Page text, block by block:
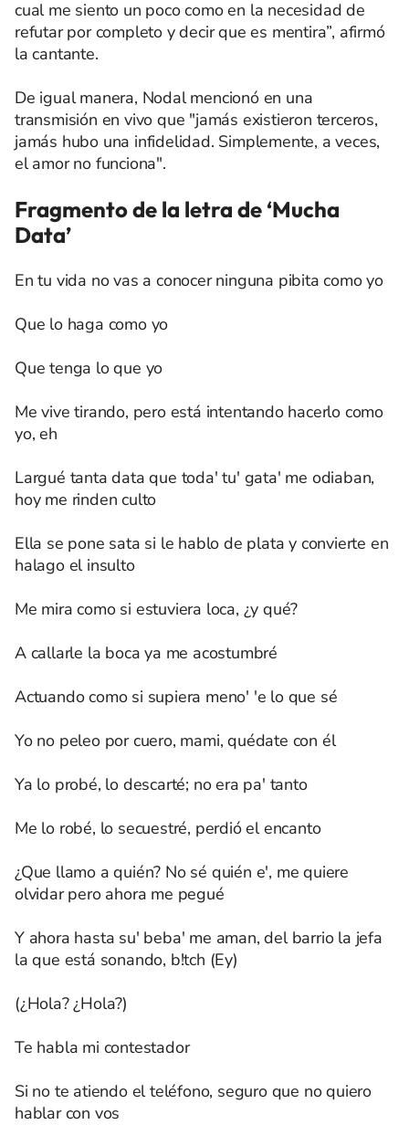
cual me siento un poco como en la necesidad de
refutar por completo y decir que es mentira”, afirmó
la cantante.
De igual manera, Nodal mencionó en una
transmisión en vivo que "jamás existieron terceros,
jamás hubo una infidelidad. Simplemente, a veces,
el amor no funciona".
Fragmento de la letra de ‘Mucha
Data’
En tu vida no vas a conocer ninguna pibita como yo
Que lo haga como yo
Que tenga lo que yo
Me vive tirando, pero está intentando hacerlo como
yo, eh
Largué tanta data que toda' tu' gata' me odiaban,
hoy me rinden culto
Ella se pone sata si le hablo de plata y convierte en
halago el insulto
Me mira como si estuviera loca, ¿y qué?
A callarle la boca ya me acostumbré
Actuando como si supiera meno' 'e lo que sé
Yo no peleo por cuero, mami, quédate con él
Ya lo probé, lo descarté; no era pa' tanto
Me lo robé, lo secuestré, perdió el encanto
¿Que llamo a quién? No sé quién e', me quiere
olvidar pero ahora me pegué
Y ahora hasta su' beba' me aman, del barrio la jefa
la que está sonando, b!tch (Ey)
(¿Hola? ¿Hola?)
Te habla mi contestador
Si no te atiendo el teléfono, seguro que no quiero
hablar con vos